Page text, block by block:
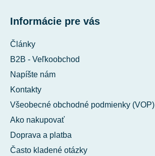
Informácie pre vás
Články
B2B - Veľkoobchod
Napíšte nám
Kontakty
Všeobecné obchodné podmienky (VOP)
Ako nakupovať
Doprava a platba
Často kladené otázky